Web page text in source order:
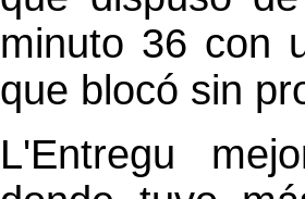
minuto 36 con
que blocó sin
L'Entregu